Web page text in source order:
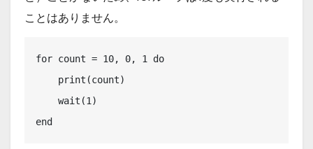
ことはありません。
for count = 10, 0, 1 do
end